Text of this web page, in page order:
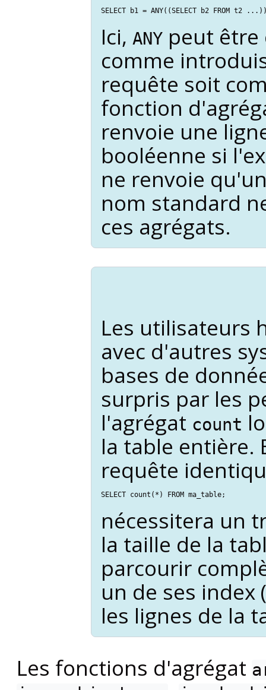
SELECT b1 = ANY((SELECT b2 FROM t2
Ici, ANY peut être
comme
requête soit
fonction
renvoie une
booléenne si
ne renvoie
nom standard
ces agrégats.
Les utilisateurs
avec d'autres
bases de
surpris par les
l'agrégat count
la table entière.
requête
SELECT count(*) FROM ma_table;
nécessitera un
la taille de la
parcourir
un de ses
les lignes de la
Les fonctions d'agrégat